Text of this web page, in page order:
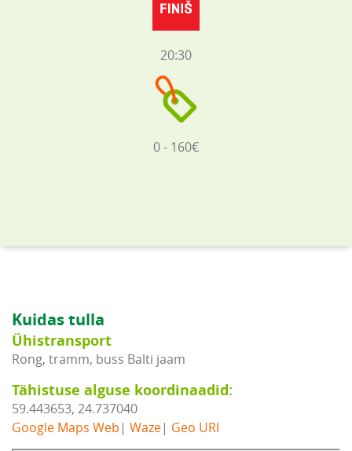
20:30
0 - 160€
Kuidas tulla
Ühistransport
Rong, tramm, buss Balti jaam
Tähistuse alguse koordinaadid:
59.443653, 24.737040
Google Maps Web | Waze| Geo URI